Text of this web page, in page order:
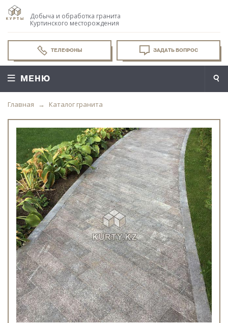
Добыча и обработка гранита
Куртинского месторождения
ТЕЛЕФОНЫ ЗАДАТЬ ВОПРОС
МЕНЮ
Главная Каталог гранита